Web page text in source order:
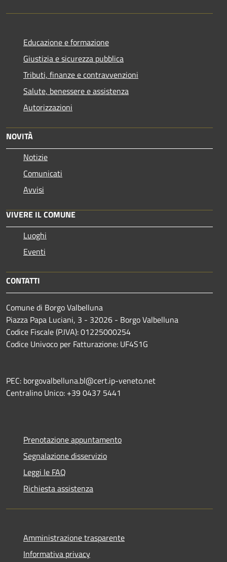
Educazione e formazione
Giustizia e sicurezza pubblica
Tributi, finanze e contravvenzioni
Salute, benessere e assistenza
Autorizzazioni
NOVITÀ
Notizie
Comunicati
Avvisi
VIVERE IL COMUNE
Luoghi
Eventi
CONTATTI
Comune di Borgo Valbelluna
Piazza Papa Luciani, 3 - 32026 - Borgo Valbelluna
Codice Fiscale (P.IVA): 01225000254
Codice Univoco per Fatturazione: UF4S1G
PEC: borgovalbelluna.bl@cert.ip-veneto.net
Centralino Unico: +39 0437 5441
Prenotazione appuntamento
Segnalazione disservizio
Leggi le FAQ
Richiesta assistenza
Amministrazione trasparente
Informativa privacy